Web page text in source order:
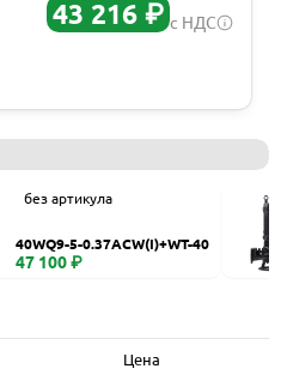
43 216 ₽ с НДС
без артикула
40WQ9-5-0.37ACW(I)+WT-40
47 100 ₽
Цена